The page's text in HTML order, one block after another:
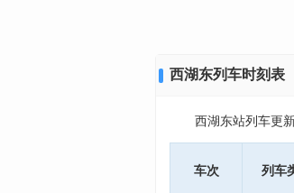
西湖东列车时刻表
西湖东站列车更
车次 列车